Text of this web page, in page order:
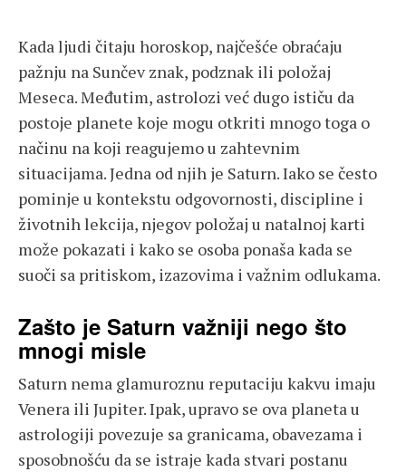
Kada ljudi čitaju horoskop, najčešće obraćaju
pažnju na Sunčev znak, podznak ili položaj
Meseca. Međutim, astrolozi već dugo ističu da
postoje planete koje mogu otkriti mnogo toga o
načinu na koji reagujemo u zahtevnim
situacijama. Jedna od njih je Saturn. Iako se često
pominje u kontekstu odgovornosti, discipline i
životnih lekcija, njegov položaj u natalnoj karti
može pokazati i kako se osoba ponaša kada se
suoči sa pritiskom, izazovima i važnim odlukama.
Zašto je Saturn važniji nego što
mnogi misle
Saturn nema glamuroznu reputaciju kakvu imaju
Venera ili Jupiter. Ipak, upravo se ova planeta u
astrologiji povezuje sa granicama, obavezama i
sposobnošću da se istraje kada stvari postanu